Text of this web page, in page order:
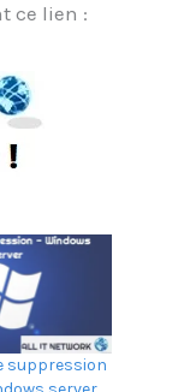
ce lien :
suppression